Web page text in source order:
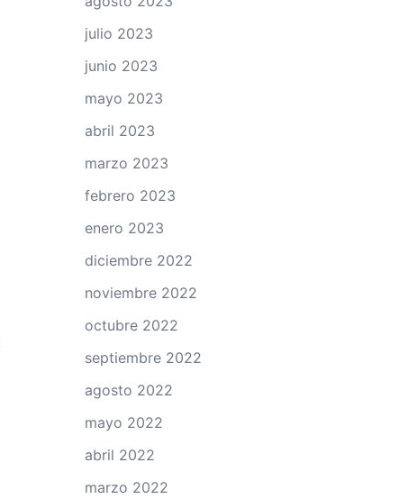
julio 2023
junio 2023
mayo 2023
abril 2023
marzo 2023
febrero 2023
enero 2023
diciembre 2022
noviembre 2022
octubre 2022
septiembre 2022
agosto 2022
mayo 2022
abril 2022
marzo 2022